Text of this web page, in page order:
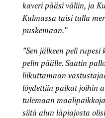
kaveri pääsi väliin, ja
Kulmassa taisi tulla
puskemaan.”
”Sen jälkeen peli rupesi
pelin päälle. Saatin
liikuttamaan
löydettiin paikat joihin
tulemaan
siitä alun läpiajosta